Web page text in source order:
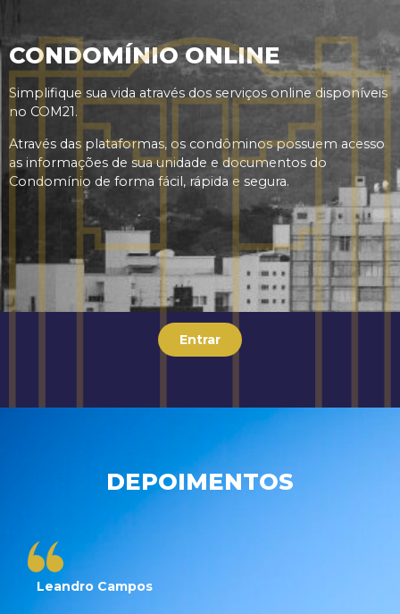
CONDOMÍNIO ONLINE
Simplifique sua vida através dos serviços online disponíveis
no COM21.
Através das plataformas, os condôminos possuem acesso
as informações de sua unidade e documentos do
Condomínio de forma fácil, rápida e segura.
Entrar
DEPOIMENTOS
Leandro Campos